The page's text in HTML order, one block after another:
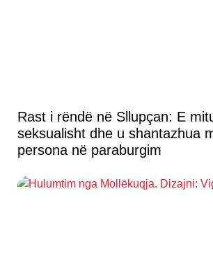
Rast i rëndë në Sllupçan: E
seksualisht dhe u shantazhua
persona në paraburgim